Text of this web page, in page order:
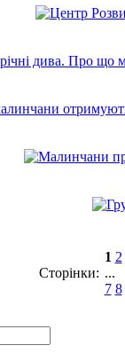
Сторінки:
1 2
...
7 8